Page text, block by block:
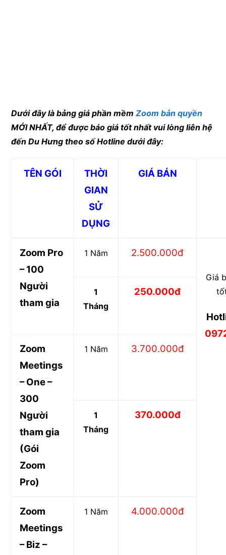
Dưới đây là bảng giá phần mềmZoom bản quyền
MỚI NHẤT, để được báo giá tốt nhất vui lòng liên hệ
đến Du Hưng theo số Hotline dưới đây:
TÊN GÓI
THỜI
GIAN
SỬ
DỤNG
GIÁ BÁN
Zoom Pro
– 100
Người
tham gia
1 Năm 2.500.000đ
Giá
1
Tháng
250.000đ
Zoom
Meetings
– One –
300
Người
tham gia
(Gói
Zoom
Pro)
1 Năm 3.700.000đ
1
Tháng
370.000đ
Zoom
Meetings
– Biz –
1 Năm 4.000.000đ